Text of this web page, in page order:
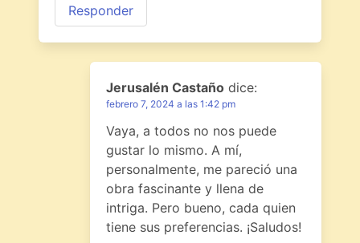
Responder
Jerusalén Castaño dice:
febrero 7, 2024 a las 1:42 pm
Vaya, a todos no nos puede
gustar lo mismo. A mí,
personalmente, me pareció una
obra fascinante y llena de
intriga. Pero bueno, cada quien
tiene sus preferencias. ¡Saludos!